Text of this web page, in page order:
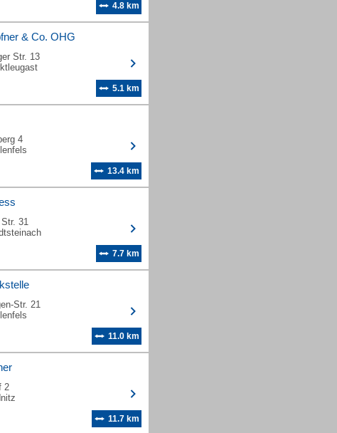
4.8 km
& Co. OHG
Str. 13
5.1 km
4
13.4 km
31
7.7 km
Str. 21
11.0 km
2
11.7 km